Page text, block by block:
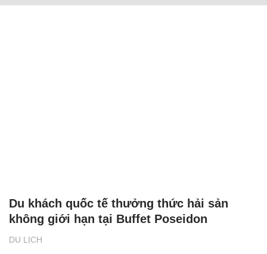
DU LỊCH
Du khách quốc tế thưởng thức hải sản
không giới hạn tại Buffet Poseidon